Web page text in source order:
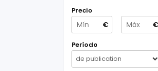
Precio
€ €
Período
de publication